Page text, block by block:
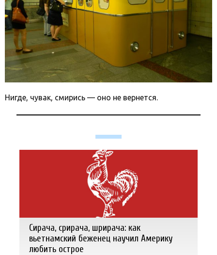
Нигде, чувак, смирись — оно не вернется.
Сирача, срирача, шрирача: как
вьетнамский беженец научил Америку
любить острое